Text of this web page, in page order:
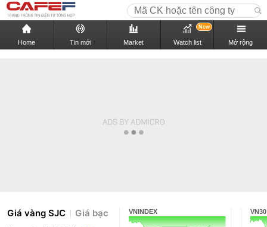
Home Tin mới Market Watch list
New
Mở rộng
Giá vàng SJC Giá bạc VNINDEX VN30